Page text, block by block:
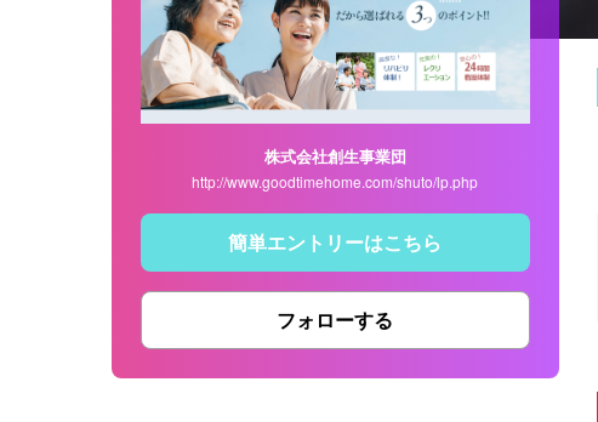
株式会社創生事業団
http://www.goodtimehome.com/shuto/lp.php
簡単エントリーはこちら
フォローする